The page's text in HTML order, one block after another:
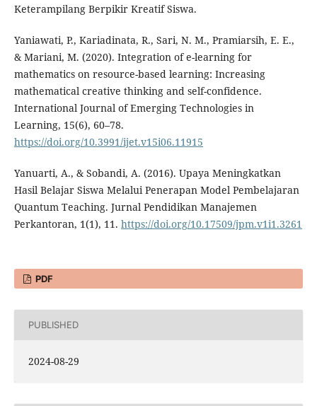
Keterampilang Berpikir Kreatif Siswa.
Yaniawati, P., Kariadinata, R., Sari, N. M., Pramiarsih, E. E.,
& Mariani, M. (2020). Integration of e-learning for
mathematics on resource-based learning: Increasing
mathematical creative thinking and self-confidence.
International Journal of Emerging Technologies in
Learning, 15(6), 60–78.
https://doi.org/10.3991/ijet.v15i06.11915
Yanuarti, A., & Sobandi, A. (2016). Upaya Meningkatkan
Hasil Belajar Siswa Melalui Penerapan Model Pembelajaran
Quantum Teaching. Jurnal Pendidikan Manajemen
Perkantoran, 1(1), 11. https://doi.org/10.17509/jpm.v1i1.3261
PDF
PUBLISHED
2024-08-29